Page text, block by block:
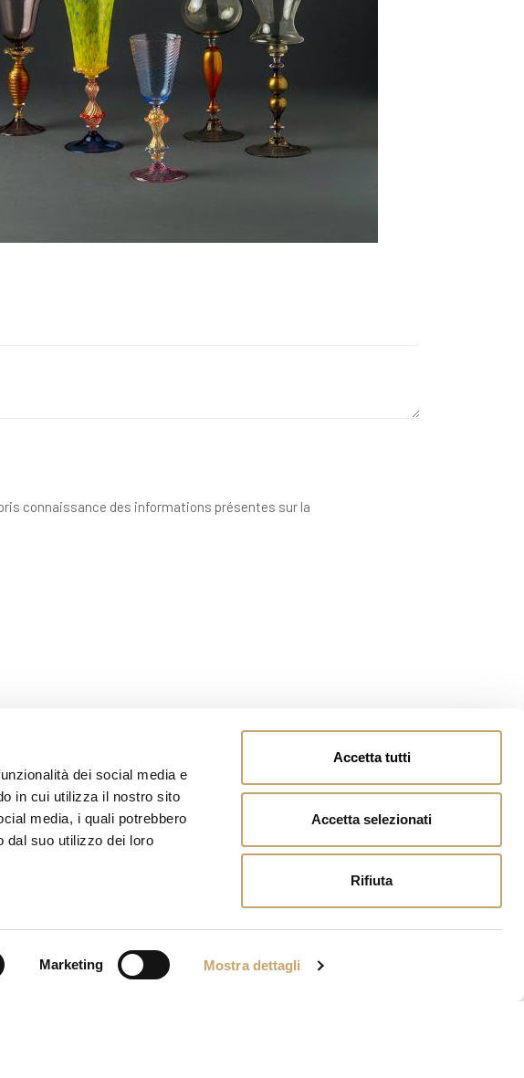
dei social media e
in cui utilizza il nostro sito
media, i quali potrebbero
dal suo utilizzo dei loro
Marketing Mostra dettagli
Accetta tutti
Accetta selezionati
Rifiuta
connaissance des informations présentes sur la